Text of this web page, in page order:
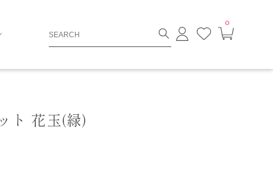
ロ
グ
お
0
ト 花玉(緑)